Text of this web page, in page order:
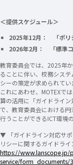
＜提供スケジュール＞
2025年12月： 「ポリ
2026年2月： 「標準
教育委員会では、2025年
ることに伴い、校務シス
シーの策定が求められてい
これにあわせ、MOTEXで
算の活用に「ガイドライ
で、教育委員会における
行うことができるICT環境
▼ 「ガイドライン対応サ
リシーに関するガイドラ
https://www.lanscope.jp/
service/